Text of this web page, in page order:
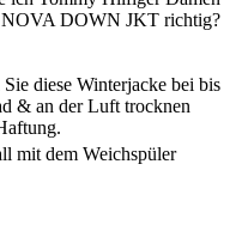
diese Winterjacke bei bis
& an der Luft trocknen
mit dem Weichspüler